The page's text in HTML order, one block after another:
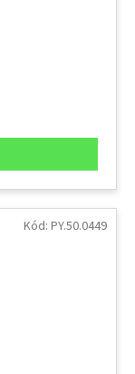
Kód: PY.50.0449